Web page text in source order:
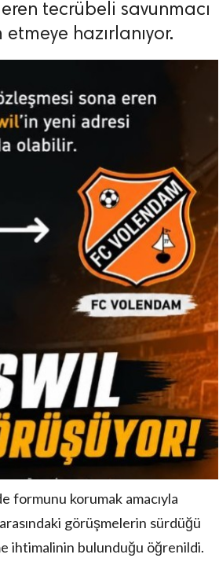
tecrübeli savunmacı
hazırlanıyor.
formunu korumak amacıyla
görüşmelerin sürdüğü
ihtimalinin bulunduğu öğrenildi.